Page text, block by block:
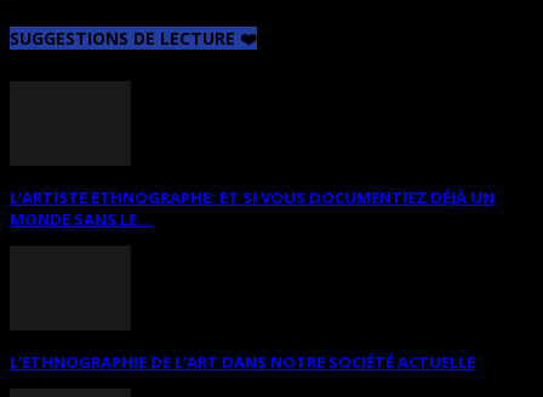
SUGGESTIONS DE LECTURE ❤️
L’ARTISTE ETHNOGRAPHE: ET SI VOUS DOCUMENTIEZ DÉJÀ UN
MONDE SANS LE...
L’ETHNOGRAPHIE DE L’ART DANS NOTRE SOCIÉTÉ ACTUELLE